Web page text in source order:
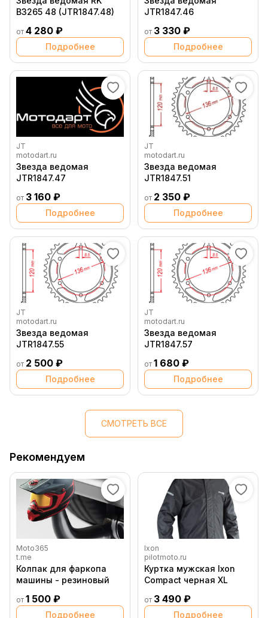
B3265 48 (JTR1847.48)
от 4 280 ₽
Подробнее
JTR1847.46
от 3 330 ₽
Подробнее
JT
motodart.ru
Звезда ведомая
JTR1847.47
от 3 160 ₽
Подробнее
JT
motodart.ru
Звезда ведомая
JTR1847.51
от 2 350 ₽
Подробнее
JT
motodart.ru
Звезда ведомая
JTR1847.55
от 2 500 ₽
Подробнее
JT
motodart.ru
Звезда ведомая
JTR1847.57
от 1 680 ₽
Подробнее
СМОТРЕТЬ ВСЕ
Рекомендуем
Moto365
t.me
Колпак для фаркопа
машины - резиновый
от 1 500 ₽
Подробнее
Ixon
pilotmoto.ru
Куртка мужская Ixon
Compact черная XL
от 3 490 ₽
Подробнее